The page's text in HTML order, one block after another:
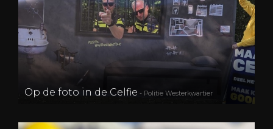
Op de foto in de Celfie - Politie Westerkwartier